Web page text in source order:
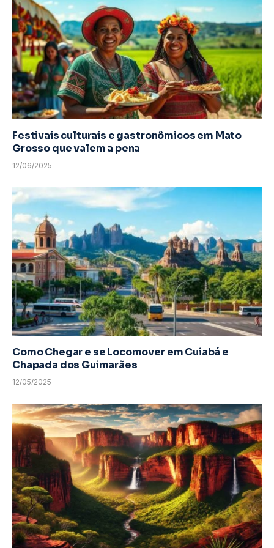
Festivais culturais e gastronômicos em Mato
Grosso que valem a pena
12/06/2025
Como Chegar e se Locomover em Cuiabá e
Chapada dos Guimarães
12/05/2025